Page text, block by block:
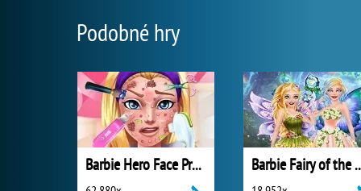
Podobné hry
Barbie Hero Face Problem Barbie